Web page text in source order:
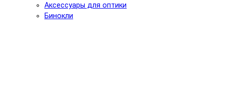
Аксессуары для оптики
Бинокли